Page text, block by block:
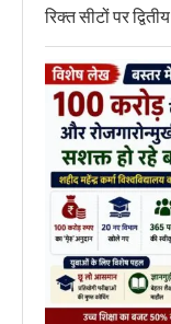
रिक्त सीटों पर